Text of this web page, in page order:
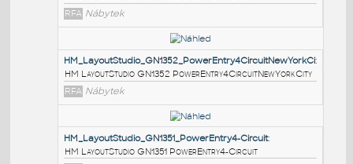
HM_LayoutStudio_GN1354_BlockConnector4-Circuit
HM LayoutStudio GN1354 BlockConnector4-Circuit
RFA Nábytek
HM LayoutStudio GN1353
JunctionBlocktoJunctionBlockJumper4-Circuit